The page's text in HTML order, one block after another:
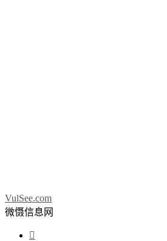
VulSee.com
微慑信息网
